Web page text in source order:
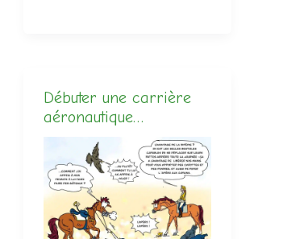
Débuter une carrière
aéronautique…